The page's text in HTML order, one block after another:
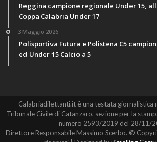
Reggina campione regionale Under 15,
Coppa Calabria Under 17
3 Maggio 2026
Polisportiva Futura e Polistena C5
ed Under 15 Calcio a 5
Calabriadilettanti.it è una testata giornalistica
Tribunale Civile di Catanzaro, sezione per la
numero 2593/2019 del 28/11/
Direttore Responsabile Massimo Scerbo. ©